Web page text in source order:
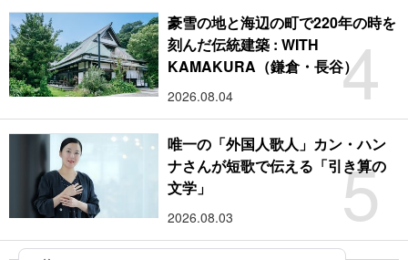
4
豪雪の地と海辺の町で220年の時を
刻んだ伝統建築 : WITH
KAMAKURA（鎌倉・長谷）
2026.08.04
5
唯一の「外国人歌人」カン・ハン
ナさんが短歌で伝える「引き算の
文学」
2026.08.03